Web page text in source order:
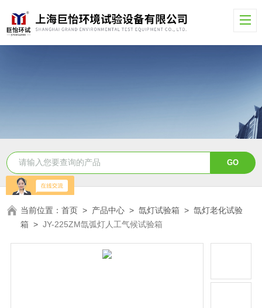
当前位置：首页 > 产品中心 >氙灯试验箱 >氙灯老化试验
箱 >JY-225ZM氙弧灯人工气候试验箱